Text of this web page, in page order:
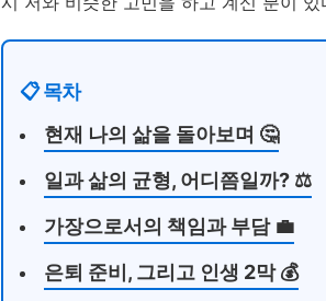
📋 목차
현재 나의 삶을 돌아보며 🤔
일과 삶의 균형, 어디쯤일까? ⚖️
가장으로서의 책임과 부담 💼
은퇴 준비, 그리고 인생 2막 💰